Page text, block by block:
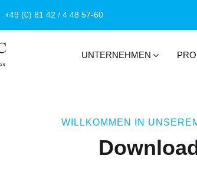
+49 (0) 81 42 / 4 48 57-60
UNTERNEHMEN
WILLKOMMEN IN